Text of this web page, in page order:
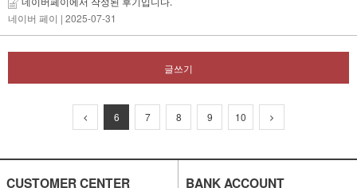
네이버 페이 | 2025-07-31
글쓰기
6 7 8 9 10
CUSTOMER CENTER BANK ACCOUNT